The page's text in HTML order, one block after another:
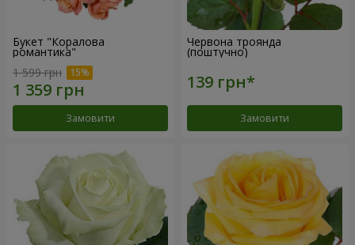
Букет "Коралова
романтика"
1 599 грн
Замовити
Червона троянда
(поштучно)
Замовити